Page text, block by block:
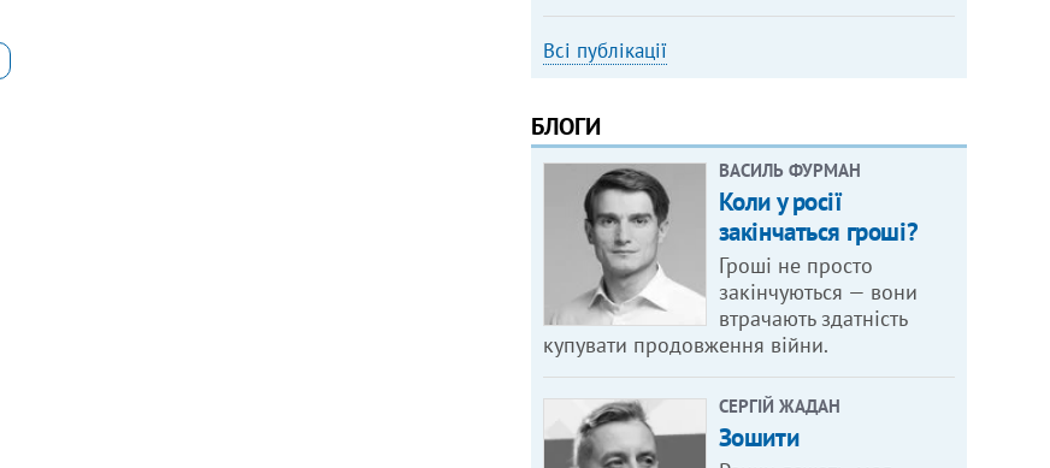
Всі публікації
БЛОГИ
ВАСИЛЬ ФУРМАН
Коли у росії
закінчаться гроші?
Гроші не просто
закінчуються — вони
втрачають здатність
купувати продовження війни.
СЕРГІЙ ЖАДАН
Зошити